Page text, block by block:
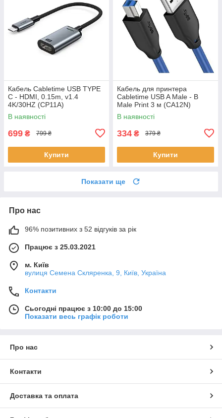
Кабель Cabletime USB TYPE
C - HDMI, 0.15m, v1.4
4K/30HZ (CP11A)
В наявності
699 ₴ 799 ₴
Купити
Кабель для принтера
Cabletime USB A Male - B
Male Print 3 м (CA12N)
В наявності
334 ₴ 379 ₴
Купити
Показати ще
Про нас
96% позитивних з 52 відгуків за рік
Працює з 25.03.2021
м. Київ
вулиця Семена Скляренка, 9, Київ, Україна
Контакти
Сьогодні працює з 10:00 до 15:00
Показати весь графік роботи
Про нас
Контакти
Доставка та оплата